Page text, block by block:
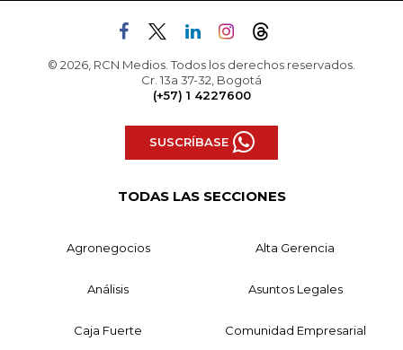
© 2026, RCN Medios. Todos los derechos reservados.
Cr. 13a 37-32, Bogotá
(+57) 1 4227600
SUSCRÍBASE
TODAS LAS SECCIONES
Agronegocios Alta Gerencia
Análisis Asuntos Legales
Caja Fuerte Comunidad Empresarial